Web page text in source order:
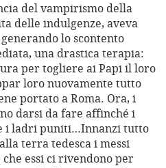
del vampirismo della
delle indulgenze, aveva
lo scontento
una drastica terapia:
per togliere ai Papi il loro
loro nuovamente tutto
portato a Roma. Ora, i
darsi da fare affinché i
i ladri puniti…Innanzi tutto
terra tedesca i messi
essi ci rivendono per